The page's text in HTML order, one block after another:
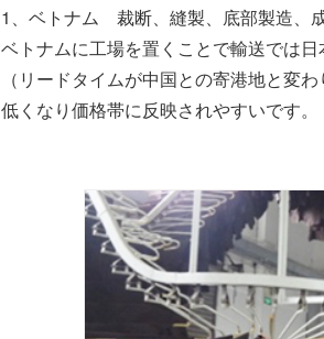
1、ベトナム 裁断、縫製、底部製造、
ベトナムに工場を置くことで輸送では
（リードタイムが中国との寄港地と変
低くなり価格帯に反映されやすいです。